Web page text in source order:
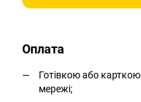
Оплата
Готівкою або
мережі;